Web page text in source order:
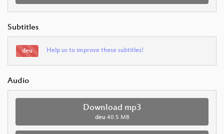
Subtitles
deu Help us to improve these subtitles!
Audio
Download mp3
deu 40.5 MB